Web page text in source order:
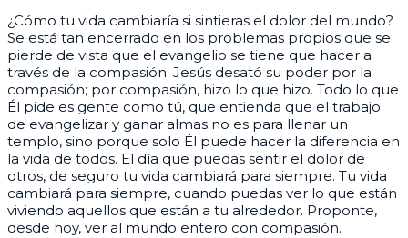
¿Cómo tu vida cambiaría si sintieras el dolor del mundo?
Se está tan encerrado en los problemas propios que se
pierde de vista que el evangelio se tiene que hacer a
través de la compasión. Jesús desató su poder por la
compasión; por compasión, hizo lo que hizo. Todo lo que
Él pide es gente como tú, que entienda que el trabajo
de evangelizar y ganar almas no es para llenar un
templo, sino porque solo Él puede hacer la diferencia en
la vida de todos. El día que puedas sentir el dolor de
otros, de seguro tu vida cambiará para siempre. Tu vida
cambiará para siempre, cuando puedas ver lo que están
viviendo aquellos que están a tu alrededor. Proponte,
desde hoy, ver al mundo entero con compasión.